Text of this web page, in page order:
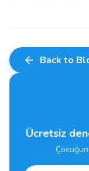
Back to
Ücretsiz